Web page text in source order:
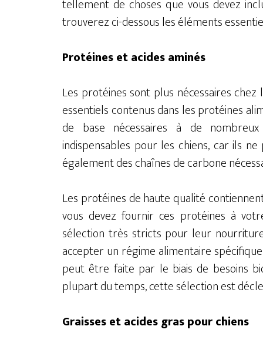
tellement de choses que vous devez
trouverez ci-dessous les éléments
Protéines et acides aminés
Les protéines sont plus nécessaires chez
essentiels contenus dans les protéines
de base nécessaires à de
indispensables pour les chiens, car ils
également des chaînes de carbone
Les protéines de haute qualité
vous devez fournir ces protéines à
sélection très stricts pour leur
accepter un régime alimentaire
peut être faite par le biais de besoins
plupart du temps, cette sélection est
Graisses et acides gras pour chiens